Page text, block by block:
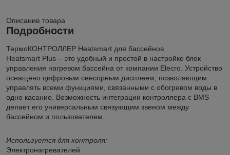
Описание товара
Подробности
ТермоКОНТРОЛЛЕР Heatsmart для бассейнов
Heatsmart Plus – это удобный и простой в настройке блок
управления нагревом бассейна от компании Elecro. Устройство
оснащено цифровым сенсорным дисплеем, позволяющим
управлять всеми функциями, связанными с обогревом воды в
одно касание. Возможность интеграции контроллера с BMS
делает его универсальным связующим звеном между
бассейном и пользователем.
Используется для контроля:
Электронагревателей